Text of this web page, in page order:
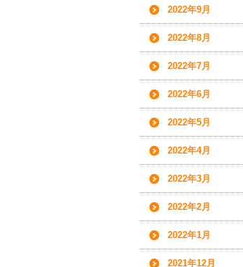
2022年9月
2022年8月
2022年7月
2022年6月
2022年5月
2022年4月
2022年3月
2022年2月
2022年1月
2021年12月